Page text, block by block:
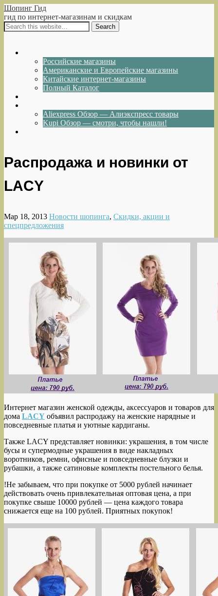
Шопинг Гид
гид по интернет-магазинам и скидкам
Российские магазины
Американские и Европейские магазины
Китайские интернет-магазины
Полный Каталог
Aliexpress Обзор — Алиэкспресс товары
Kupi Обзор — смотри, чтобы нашли!
Распродажа и новинки от
LACY
Мар 18, 2013 Новости шопинга, Скидки, акции и
спецпредложения
Интернет магазин женской одежды, аксессуаров и товаров для
дома LACY объявил распродажу на женские нарядные и
повседневные платья и уютные кардиганы.
Также LACY представляет новинки: украшения, в том числе
бусы и супермодные украшения в виде накладных
воротников, ремни, офисные и повседневные блузки и
рубашки, а также сатиновые комплекты постельного белья.
!Не забываем, что при покупке от 5000 рублей начинает
действовать очень привлекательная оптовая цена, а при
покупке свыше 10000 рублей — цена каждого товара
снижается еще на 100 рублей. Приятных покупок!